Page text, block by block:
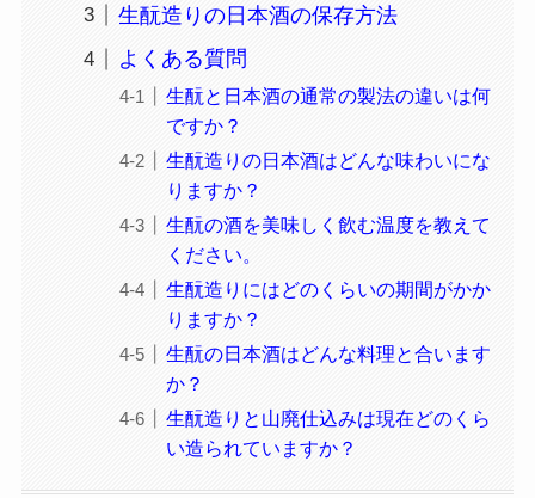
生酛造りの日本酒の保存方法
よくある質問
生酛と日本酒の通常の製法の違いは何
ですか？
生酛造りの日本酒はどんな味わいにな
りますか？
生酛の酒を美味しく飲む温度を教えて
ください。
生酛造りにはどのくらいの期間がかか
りますか？
生酛の日本酒はどんな料理と合います
か？
生酛造りと山廃仕込みは現在どのくら
い造られていますか？